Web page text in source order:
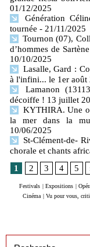
01/12/2025
Génération
tournée - 21/11/2025
Tournon (07),
d’hommes de
10/10/2025
Lasalle, Gard :
à l'infini... le 1er août
Lamanon
décoiffe ! 13 juillet
KYTHIRA. Une
la mer dans la
10/06/2025
St-Clément-de-
chorale et chants
1
2 3 4 5
Festivals Expositions
Cinéma
Vu pour vous,